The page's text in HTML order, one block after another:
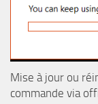
Mise à jour ou
commande via